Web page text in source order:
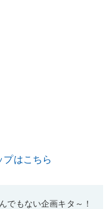
プはこちら
でもない企画キタ～！